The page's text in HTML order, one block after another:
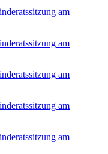
am
am
am
am
am